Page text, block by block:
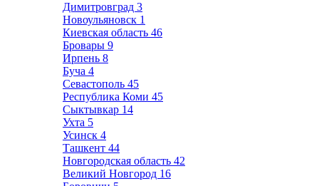
Димитровград 3
Новоульяновск 1
Киевская область 46
Бровары 9
Ирпень 8
Буча 4
Севастополь 45
Республика Коми 45
Сыктывкар 14
Ухта 5
Усинск 4
Ташкент 44
Новгородская область 42
Великий Новгород 16